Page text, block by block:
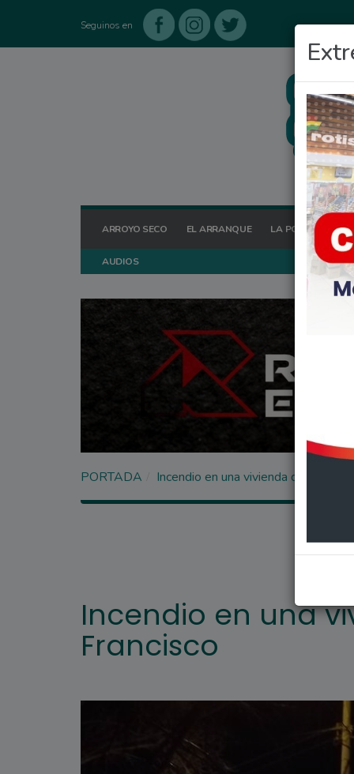
Seguinos en
ARROYO SECO EL ARRANQUE LA POSTA HOY
AUDIOS
PORTADA Incendio en una vivienda del Barrio
Incendio en una
Francisco